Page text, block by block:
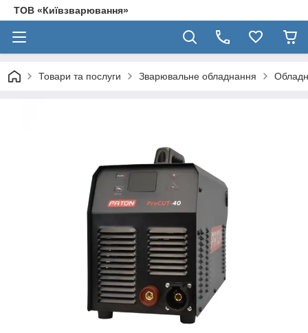
ТОВ «Київзварювання»
Товари та послуги Зварювальне обладнання